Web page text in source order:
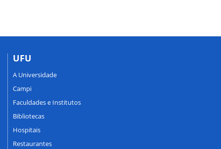
UFU
A Universidade
Campi
Faculdades e Institutos
Bibliotecas
Hospitais
Restaurantes